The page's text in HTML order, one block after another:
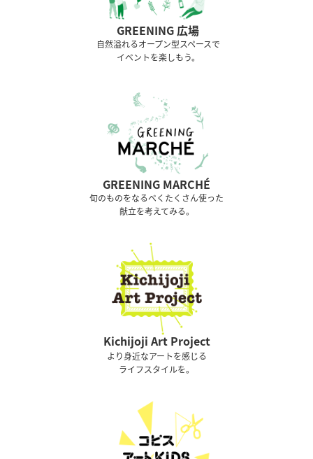
GREENING 広場
⾃然溢れるオープン型スペースで
イベントを楽しもう。
GREENING MARCHÉ
旬のものをなるべくたくさん使った
献立を考えてみる。
Kichijoji Art Project
より身近なアートを感じる
ライフスタイルを。